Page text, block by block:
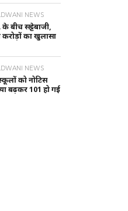
NEWS
के बीच सट्टेबाजी,
का खुलासा
NEWS
को नोटिस
बढ़कर 101 हो गई